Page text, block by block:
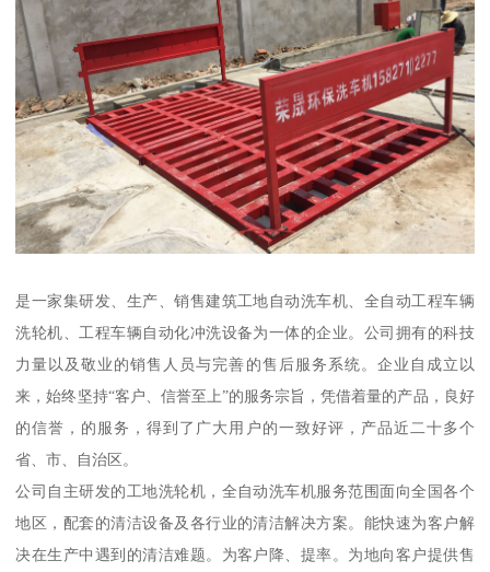
是一家集研发、生产、销售建筑工地自动洗车机、全自动工程车辆
洗轮机、工程车辆自动化冲洗设备为一体的企业。公司拥有的科技
力量以及敬业的销售人员与完善的售后服务系统。企业自成立以
来，始终坚持“客户、信誉至上”的服务宗旨，凭借着量的产品，良好
的信誉，的服务，得到了广大用户的一致好评，产品近二十多个
省、市、自治区。
公司自主研发的工地洗轮机，全自动洗车机服务范围面向全国各个
地区，配套的清洁设备及各行业的清洁解决方案。能快速为客户解
决在生产中遇到的清洁难题。为客户降、提率。为地向客户提供售